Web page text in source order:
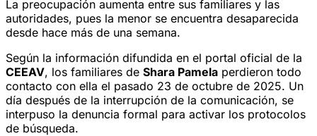
La preocupación aumenta entre sus familiares y las
autoridades, pues la menor se encuentra desaparecida
desde hace más de una semana.
Según la información difundida en el portal oficial de la
CEEAV, los familiares de Shara Pamela perdieron todo
contacto con ella el pasado 23 de octubre de 2025. Un
día después de la interrupción de la comunicación, se
interpuso la denuncia formal para activar los protocolos
de búsqueda.